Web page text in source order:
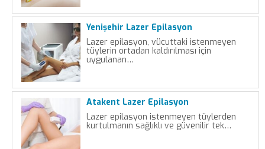
Yenişehir Lazer Epilasyon
Lazer epilasyon, vücuttaki istenmeyen
tüylerin ortadan kaldırılması için
uygulanan…
Atakent Lazer Epilasyon
Lazer epilasyon istenmeyen tüylerden
kurtulmanın sağlıklı ve güvenilir tek…